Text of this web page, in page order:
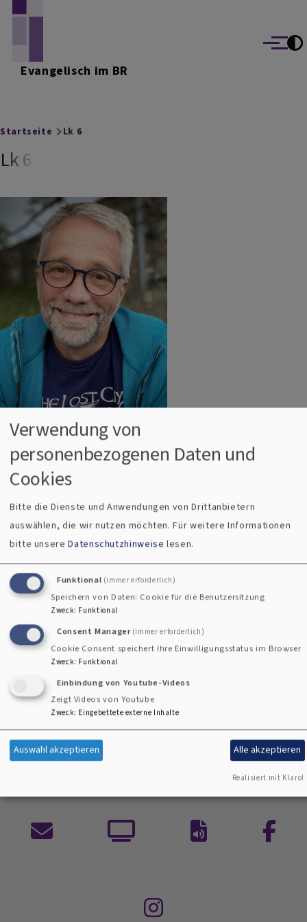
Evangelisch im BR
Menü
Breadcrumb
Startseite Lk 6
Lk 6
Bildrechte Peter Aschoff
Evangelische Morgenfeier am 13. Juli
Wenn andere leiden, nicht gleichgültig bleiben, an
Gottes Barmherzigkeit glauben und sich an Eichhörnchen
Nürnberg in der Evangelischen Morgenfeier.
Anhören ab 10.30 Uhr auf Bayern 1
https://www.br.de/radio/live/bayern1/und danach als
Podcast abrufbar
https://www.br.de/mediathek/podcast/evangelische-
morgenfeier/551
Weiterlesenüber
Morgenfeier
am
Juli
KontaktformularARD
Auf
Instagram
Verwendung von
personenbezogenen Daten und
Cookies
Bitte die Dienste und Anwendungen von Drittanbietern
auswählen, die wir nutzen möchten.Für weitere Informationen
bitte unsereDatenschutzhinweise lesen.
Funktional (immer erforderlich)
Speichern von Daten: Cookie für die Benutzersitzung
Zweck: Funktional
Consent Manager (immer erforderlich)
Cookie Consent speichert Ihre Einwilligungsstatus im Browser
Zweck: Funktional
Einbindung von Youtube-Videos
Zeigt Videos von Youtube
Zweck: Eingebettete externe Inhalte
Auswahl akzeptieren Alle akzeptieren
Realisiert mit Klaro!